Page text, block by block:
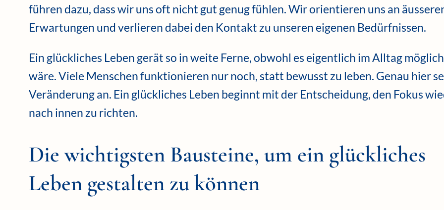
führen dazu, dass wir uns oft nicht gut genug fühlen. Wir orientieren uns an
Erwartungen und verlieren dabei den Kontakt zu unseren eigenen Bedürfnissen.
Ein glückliches Leben gerät so in weite Ferne, obwohl es eigentlich im Alltag möglich
wäre. Viele Menschen funktionieren nur noch, statt bewusst zu leben. Genau hier
Veränderung an. Ein glückliches Leben beginnt mit der Entscheidung, den Fokus
nach innen zu richten.
Die wichtigsten Bausteine, um ein glückliches
Leben gestalten zu können